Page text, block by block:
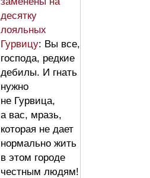
десятку
лояльных
Гурвицу: Вы все,
господа, редкие
дебилы. И гнать
нужно
не Гурвица,
а вас, мразь,
которая не дает
нормально жить
в этом городе
честным людям!